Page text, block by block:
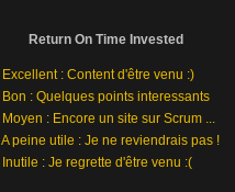
Return On Time Invested
Excellent : Content d'être venu :)
Bon : Quelques points interessants
Moyen : Encore un site sur Scrum ...
A peine utile : Je ne reviendrais pas !
Inutile : Je regrette d'être venu :(